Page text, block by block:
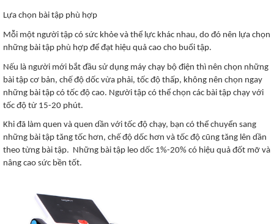
Lựa chọn bài tập phù hợp
Mỗi một người tập có sức khỏe và thể lực khác nhau, do đó nên lựa chọn
những bài tập phù hợp để đạt hiệu quả cao cho buổi tập.
Nếu là người mới bắt đầu sử dụng máy chạy bộ điện thì nên chọn những
bài tập cơ bản, chế độ dốc vừa phải, tốc độ thấp, không nên chọn ngay
những bài tập có tốc độ cao. Người tập có thể chọn các bài tập chạy với
tốc độ từ 15-20 phút.
Khi đã làm quen và quen dần với tốc độ chạy, bạn có thể chuyển sang
những bài tập tăng tốc hơn, chế độ dốc hơn và tốc độ cũng tăng lên dần
theo từng bài tập. Những bài tập leo dốc 1%-20% có hiệu quả đốt mỡ và
nâng cao sức bền tốt.